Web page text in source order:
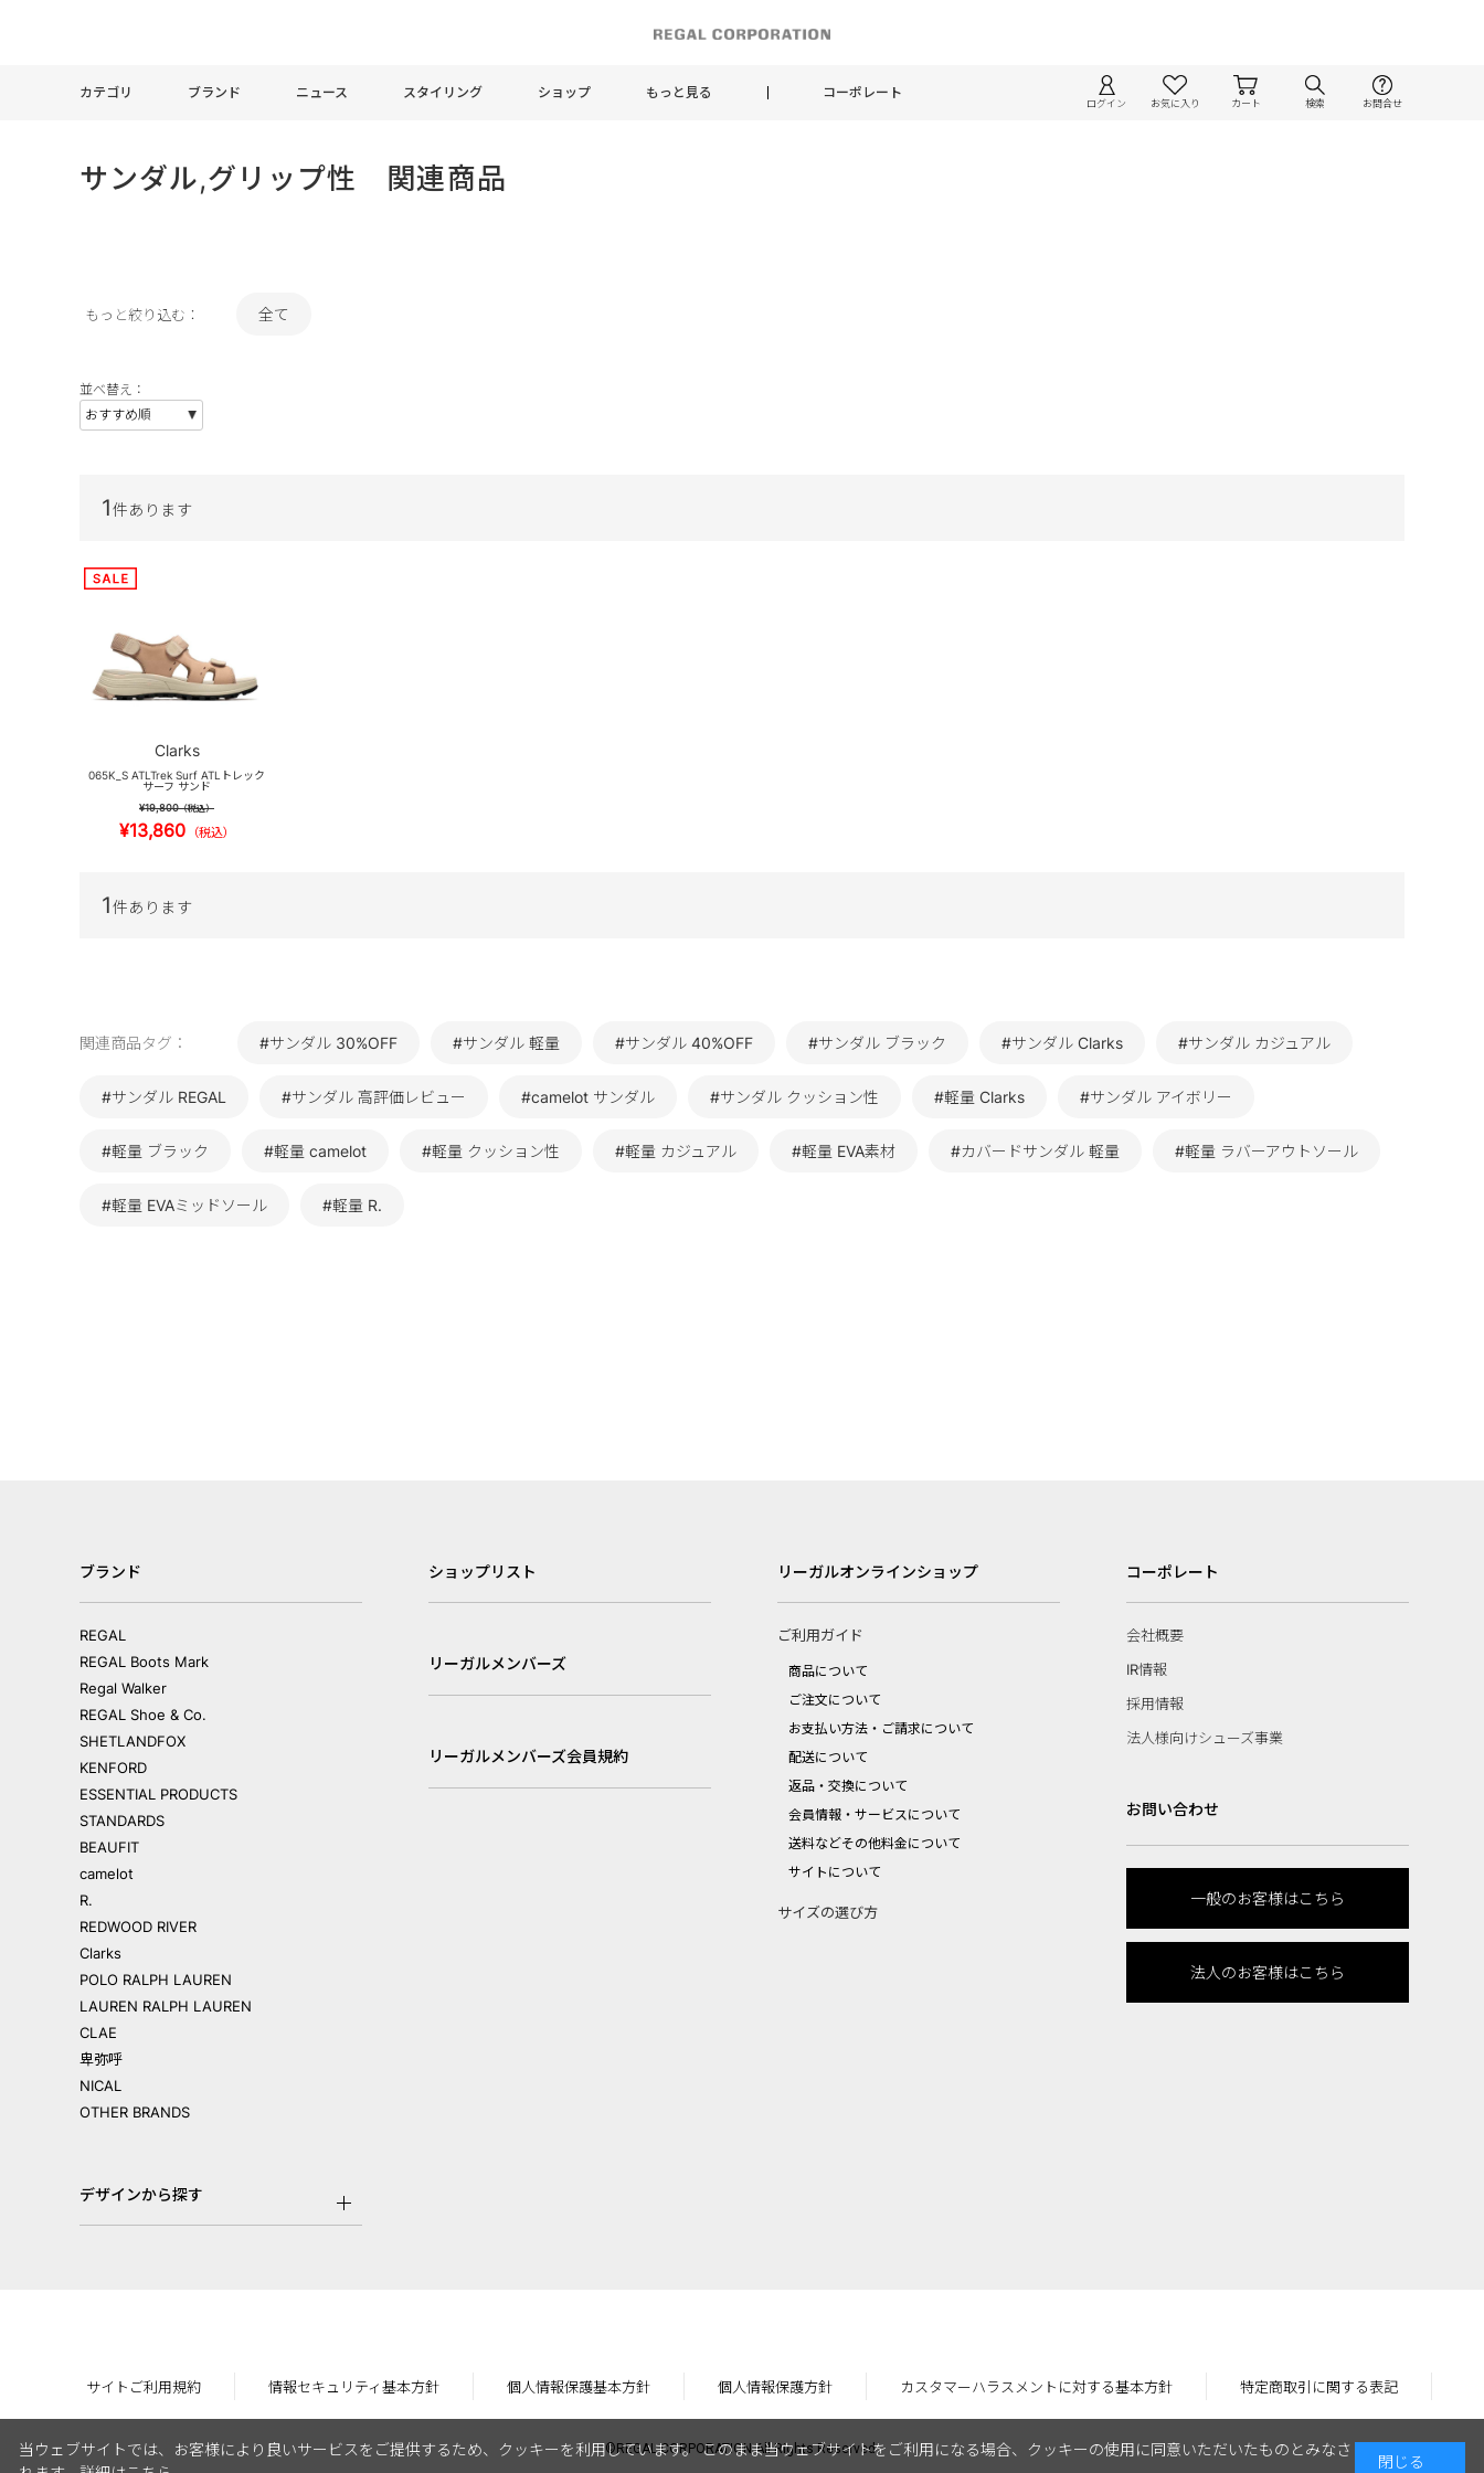
カテゴリ ブランド ニュース スタイリング ショップ もっと見る コーポレート
ログイン お気に入り カート 検索 お問合せ
サンダル,グリップ性 関連商品
もっと絞り込む： 全て
並べ替え：
1件あります
Clarks
065K_S ATLTrek Surf ATLトレック
サーフ サンド
¥19,800（税込）
¥13,860 （税込）
1件あります
関連商品タグ： #サンダル 30%OFF #サンダル 軽量 #サンダル 40%OFF #サンダル ブラック #サンダル Clarks #サンダル カジュアル
#サンダル REGAL #サンダル 高評価レビュー #camelot サンダル #サンダル クッション性 #軽量 Clarks #サンダル アイボリー
#軽量 ブラック #軽量 camelot #軽量 クッション性 #軽量 カジュアル #軽量 EVA素材 #カバードサンダル 軽量 #軽量 ラバーアウトソール
#軽量 EVAミッドソール #軽量 R.
ブランド
REGAL
REGAL Boots Mark
Regal Walker
REGAL Shoe & Co.
SHETLANDFOX
KENFORD
ESSENTIAL PRODUCTS
STANDARDS
BEAUFIT
camelot
R.
REDWOOD RIVER
Clarks
POLO RALPH LAUREN
LAUREN RALPH LAUREN
CLAE
卑弥呼
NICAL
OTHER BRANDS
デザインから探す
ショップリスト
リーガルメンバーズ
リーガルメンバーズ会員規約
リーガルオンラインショップ
ご利用ガイド
商品について
ご注文について
お支払い方法・ご請求について
配送について
返品・交換について
会員情報・サービスについて
送料などその他料金について
サイトについて
サイズの選び方
コーポレート
会社概要
IR情報
採用情報
法人様向けシューズ事業
お問い合わせ
一般のお客様はこちら
法人のお客様はこちら
サイトご利用規約 情報セキュリティ基本方針 個人情報保護基本方針 個人情報保護方針 カスタマーハラスメントに対する基本方針 特定商取引に関する表記
©REGAL CORPORATION All Rights Reserved.
当ウェブサイトでは、お客様により良いサービスをご提供するため、クッキーを利用しています。 このまま当ウェブサイトをご利用になる場合、クッキーの使用に同意いただいたものとみなさ
閉じる